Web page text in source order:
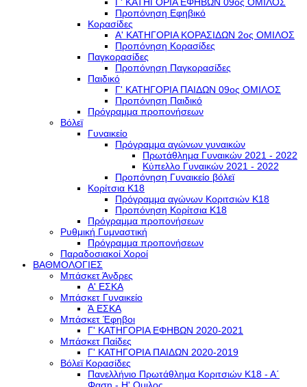
Προπόνηση Εφηβικό
Κορασίδες
Α' ΚΑΤΗΓΟΡΙΑ ΚΟΡΑΣΙΔΩΝ 2ος ΟΜΙΛΟΣ
Προπόνηση Κορασίδες
Παγκορασίδες
Προπόνηση Παγκορασίδες
Παιδικό
Γ' ΚΑΤΗΓΟΡΙΑ ΠΑΙΔΩΝ 09ος ΟΜΙΛΟΣ
Προπόνηση Παιδικό
Πρόγραμμα προπονήσεων
Βόλεϊ
Γυναικείο
Πρόγραμμα αγώνων γυναικών
Πρωτάθλημα Γυναικών 2021 - 2022
Κύπελλο Γυναικών 2021 - 2022
Προπόνηση Γυναικείο βόλεϊ
Κορίτσια Κ18
Πρόγραμμα αγώνων Κοριτσιών Κ18
Προπόνηση Κορίτσια Κ18
Πρόγραμμα προπονήσεων
Ρυθμική Γυμναστική
Πρόγραμμα προπονήσεων
Παραδοσιακοί Χοροί
ΒΑΘΜΟΛΟΓΙΕΣ
Μπάσκετ Άνδρες
Α' ΕΣΚΑ
Μπάσκετ Γυναικείο
Ά ΕΣΚΑ
Μπάσκετ Έφηβοι
Γ' ΚΑΤΗΓΟΡΙΑ ΕΦΗΒΩΝ 2020-2021
Μπάσκετ Παίδες
Γ' ΚΑΤΗΓΟΡΙΑ ΠΑΙΔΩΝ 2020-2019
Βόλεϊ Κορασίδες
Πανελλήνιο Πρωτάθλημα Κοριτσιών Κ18 - Α΄